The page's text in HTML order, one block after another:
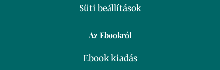
Süti beállítások
Az Ebookról
Ebook kiadás